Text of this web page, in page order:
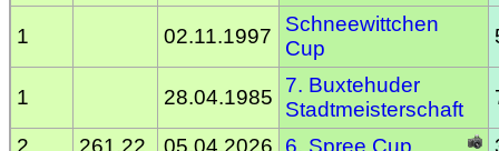
1 02.11.1997
Schneewittchen
Cup
1 28.04.1985
7. Buxtehuder
Stadtmeisterschaft
2 261.22 05.04.2026 6. Spree Cup